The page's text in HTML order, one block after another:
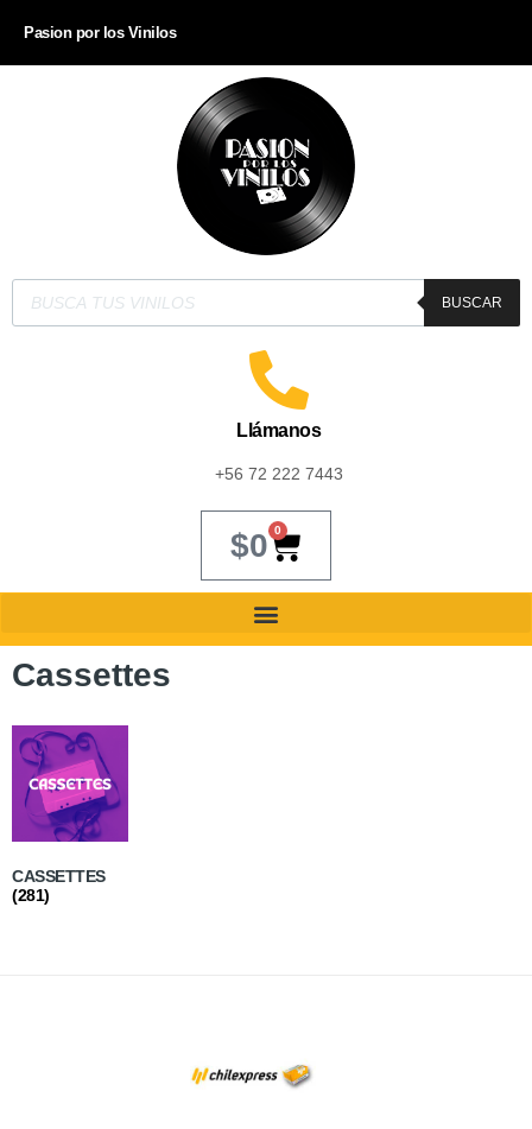
Pasion por los Vinilos
BUSCAR
Llámanos
+56 72 222 7443
$0 0
Cassettes
CASSETTES
(281)